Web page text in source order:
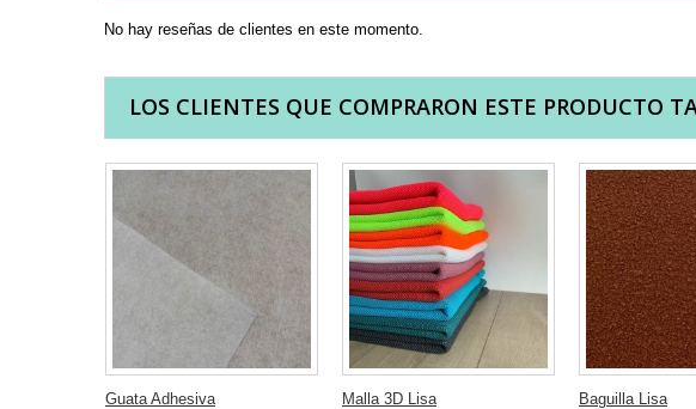
No hay reseñas de clientes en este momento.
LOS CLIENTES QUE COMPRARON ESTE PRODUCTO
Guata Adhesiva
Malla 3D Lisa
Baguilla Lisa